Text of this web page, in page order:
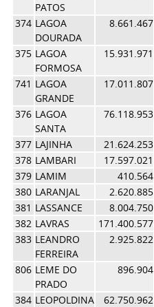
PATOS
374 LAGOA
DOURADA
8.661.467
375 LAGOA
FORMOSA
15.931.971
741 LAGOA
GRANDE
17.011.807
376 LAGOA
SANTA
76.118.953
377 LAJINHA 21.624.253
378 LAMBARI 17.597.021
379 LAMIM 410.564
380 LARANJAL 2.620.885
381 LASSANCE 8.004.750
382 LAVRAS 171.400.577
383 LEANDRO
FERREIRA
2.925.822
806 LEME DO
PRADO
896.904
384 LEOPOLDINA 62.750.962